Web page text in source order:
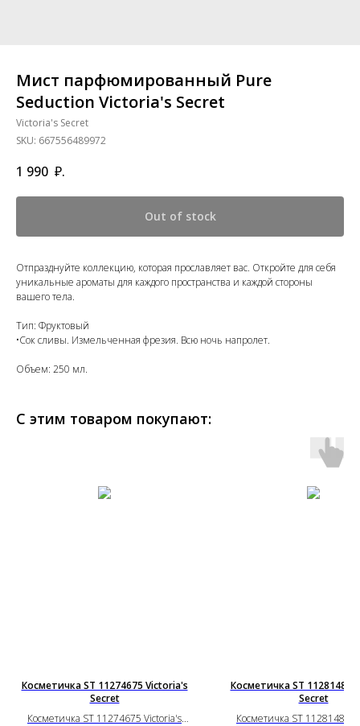
Мист парфюмированный Pure
Seduction Victoria's Secret
Victoria's Secret
SKU: 667556489972
1 990 ₽.
Out of stock
Отпразднуйте коллекцию, которая прославляет вас. Откройте для себя
уникальные ароматы для каждого пространства и каждой стороны
вашего тела.
Тип: Фруктовый
•Сок сливы. Измельченная фрезия. Всю ночь напролет.
Объем: 250 мл.
С этим товаром покупают:
Косметичка ST 11274675 Victoria's
Secret
Косметичка ST 11274675 Victoria's
Косметичка ST 11281487
Secret
Косметичка ST 11281487